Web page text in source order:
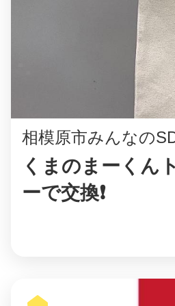
相模原市みんなの
くまのまーくん
ーで交換❗️